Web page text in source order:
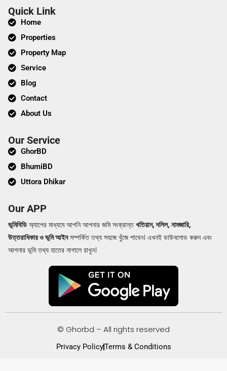
Quick Link
Home
Properties
Property Map
Service
Blog
Contact
About Us
Our Service
GhorBD
BhumiBD
Uttora Dhikar
Our APP
ভূমিবিডিঅ্যাপের মাধ্যমে আপনি আপনার জমি সংক্রান্তখতিয়ান, দলিল, নামজারি,
উত্তরাধিকার ও ভূমি আইনসম্পর্কিত তথ্য সহজে খুঁজে পাবেন। এখনই ডাউনলোড করুন এবং
আপনার ভূমি তথ্য হাতের নাগালে রাখুন।
© Ghorbd – All rights reserved
Privacy PolicyTerms & Conditions